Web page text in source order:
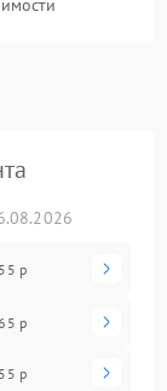
р
р
р